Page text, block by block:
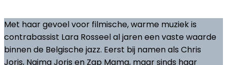
Met haar gevoel voor filmische, warme muziek is
contrabassist Lara Rosseel al jaren een vaste waarde
binnen de Belgische jazz. Eerst bij namen als Chris
Joris, Naima Joris en Zap Mama, maar sinds haar